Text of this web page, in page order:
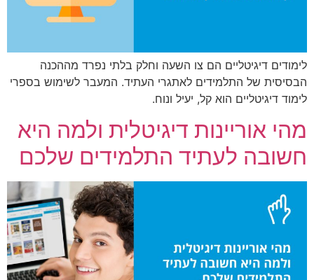
לימודים דיגיטליים הם צו השעה וחלק בלתי נפרד מההכנה
הבסיסית של התלמידים לאתגרי העתיד. המעבר לשימוש בספרי
לימוד דיגיטליים הוא קל, יעיל ונוח.
מהי אוריינות דיגיטלית ולמה היא
חשובה לעתיד התלמידים שלכם